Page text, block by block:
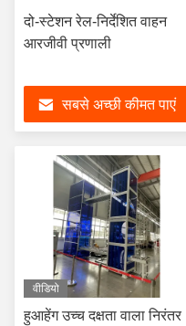
दो-स्टेशन रेल-निर्देशित वाहन
आरजीवी प्रणाली
सबसे अच्छी कीमत पाएं
वीडियो
हुआहेंग उच्च दक्षता वाला निरंतर